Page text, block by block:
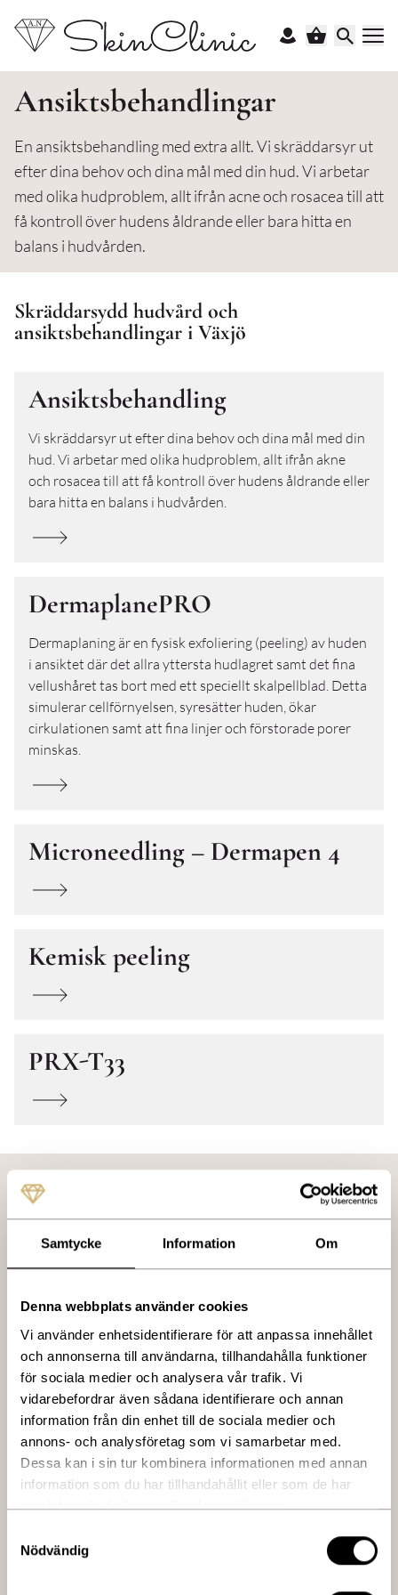
Samtycke Information Om
Denna webbplats använder cookies
Vi använder enhetsidentifierare för att anpassa innehållet
och annonserna till användarna, tillhandahålla funktioner
för sociala medier och analysera vår trafik. Vi
vidarebefordrar även sådana identifierare och annan
information från din enhet till de sociala medier och
annons- och analysföretag som vi samarbetar med.
Dessa kan i sin tur kombinera informationen med annan
information som du har tillhandahållit eller som de har
samlat in när du har använt deras tjänster.
Nödvändig
Ansiktsbehandlingar
En ansiktsbehandling med extra allt. Vi skräddarsyr ut
efter dina behov och dina mål med din hud. Vi arbetar
med olika hudproblem, allt ifrån acne och rosacea till att
få kontroll över hudens åldrande eller bara hitta en
balans i hudvården.
Skräddarsydd hudvård och
ansiktsbehandlingar i Växjö
Ansiktsbehandling
Vi skräddarsyr ut efter dina behov och dina mål med din
hud. Vi arbetar med olika hudproblem, allt ifrån akne
och rosacea till att få kontroll över hudens åldrande eller
bara hitta en balans i hudvården.
DermaplanePRO
Dermaplaning är en fysisk exfoliering (peeling) av huden
i ansiktet där det allra yttersta hudlagret samt det fina
vellushåret tas bort med ett speciellt skalpellblad. Detta
simulerar cellförnyelsen, syresätter huden, ökar
cirkulationen samt att fina linjer och förstorade porer
minskas.
Microneedling – Dermapen 4
Kemisk peeling
PRX-T33
Nyheter & erbjudanden
Aktuella erbjudanden och nyheter från oss.
Fler nyheter
Migränmottagning
Vi erbjuder medicinsk behandling mot kronisk migrän. Innan du
kan behandlas hos oss ska du vara utredd sedan tidigare samt
fått en migrändiagnos. Hos oss träffar du vår ansvariga läkare
en gång per år och cirka var tredje månad en sjuksköterska för
regelbunden behandling.
Är du ny kund måste du träffa vår läkare först innan vi
kan starta upp din behandling. Dessa medicinska
behandlingar bokas över telefon, här har vi viss
väntetid.Du hämtar själv ut Botox på recept, och